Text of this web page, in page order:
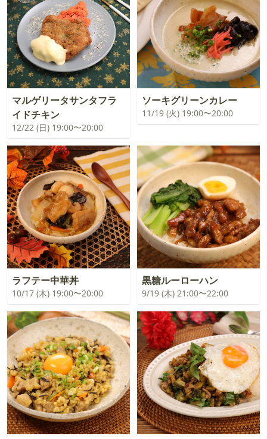
マルゲリータサンタフラ
イドチキン
12/22 (日) 19:00〜20:00
ソーキグリーンカレー
11/19 (火) 19:00〜20:00
ラフテー中華丼
10/17 (木) 19:00〜20:00
黒糖ルーローハン
9/19 (木) 21:00〜22:00